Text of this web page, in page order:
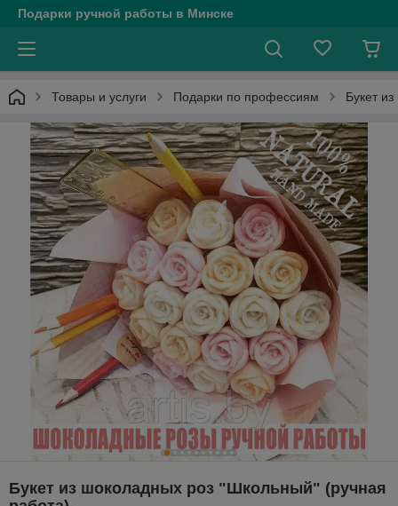
Подарки ручной работы в Минске
Товары и услуги Подарки по профессиям Букет
Букет из шоколадных роз "Школьный" (ручная